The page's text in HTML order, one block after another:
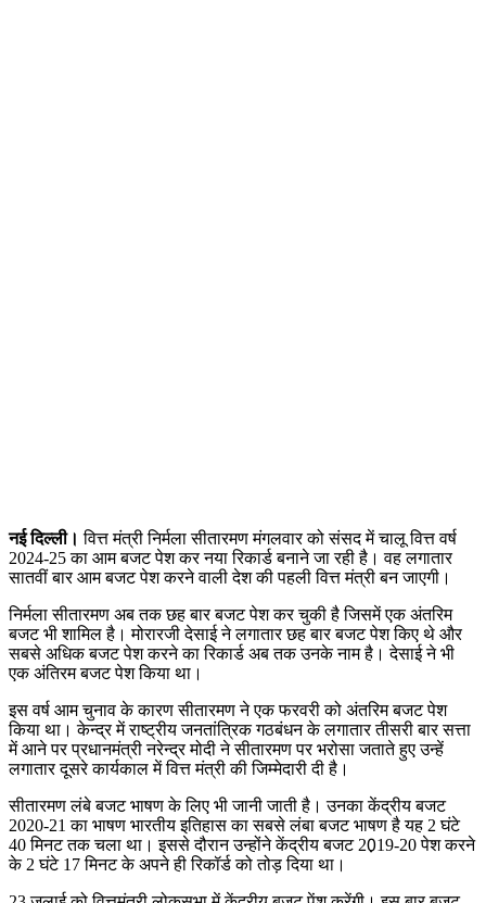
नई दिल्ली। वित्त मंत्री निर्मला सीतारमण मंगलवार को संसद में चालू वित्त वर्ष
2024-25 का आम बजट पेश कर नया रिकार्ड बनाने जा रही है। वह लगातार
सातवीं बार आम बजट पेश करने वाली देश की पहली वित्त मंत्री बन जाएगी।
निर्मला सीतारमण अब तक छह बार बजट पेश कर चुकी है जिसमें एक अंतरिम
बजट भी शामिल है। मोरारजी देसाई ने लगातार छह बार बजट पेश किए थे और
सबसे अधिक बजट पेश करने का रिकार्ड अब तक उनके नाम है। देसाई ने भी
एक अंतिरम बजट पेश किया था।
इस वर्ष आम चुनाव के कारण सीतारमण ने एक फरवरी को अंतरिम बजट पेश
किया था। केन्द्र में राष्ट्रीय जनतांत्रिक गठबंधन के लगातार तीसरी बार सत्ता
में आने पर प्रधानमंत्री नरेन्द्र मोदी ने सीतारमण पर भरोसा जताते हुए उन्हें
लगातार दूसरे कार्यकाल में वित्त मंत्री की जिम्मेदारी दी है।
सीतारमण लंबे बजट भाषण के लिए भी जानी जाती है। उनका केंद्रीय बजट
2020-21 का भाषण भारतीय इतिहास का सबसे लंबा बजट भाषण है यह 2 घंटे
40 मिनट तक चला था। इससे दौरान उन्होंने केंद्रीय बजट 20़19-20 पेश करने
के 2 घंटे 17 मिनट के अपने ही रिकॉर्ड को तोड़ दिया था।